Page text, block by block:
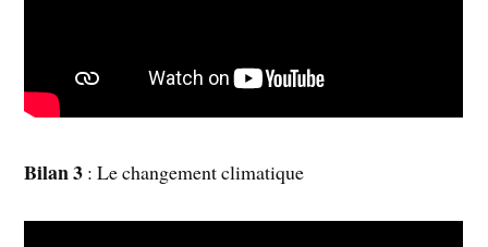
Bilan 3 : Le changement climatique